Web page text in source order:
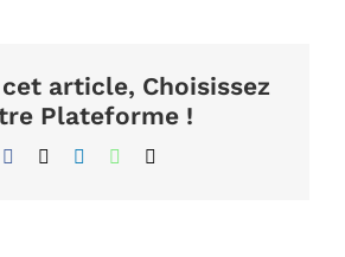
article, Choisissez
Plateforme !
Facebook LinkedInWhatsApp